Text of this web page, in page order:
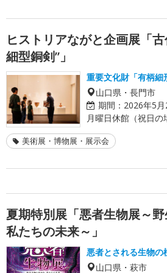
ヒストリアながと企画展「
細型銅剣”」
重要文化財「有柄細
山口県・長門市
期間： 2026年5
月曜日休館（祝日の
美術展・博物展・展示会
夏期特別展「悪者生物展～野
私たちの未来～」
悪者とされる生物
山口県・萩市